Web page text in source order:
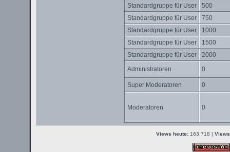
Standardgruppe für User
500
Standardgruppe für User
750
Standardgruppe für User
1000
Standardgruppe für User
1500
Standardgruppe für User
2000
Administratoren
0
Super Moderatoren 0
Moderatoren 0
Views heute: 163.718 |